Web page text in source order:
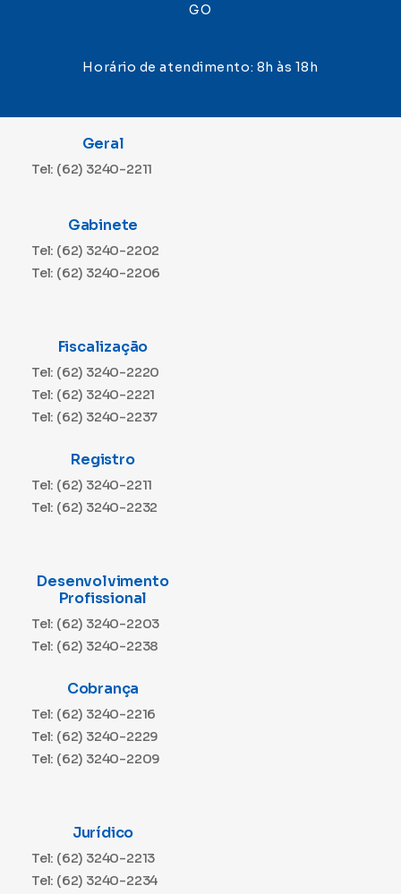
GO
Horário de atendimento: 8h às 18h
Geral
Tel: (62) 3240-2211
Gabinete
Tel: (62) 3240-2202
Tel: (62) 3240-2206
Fiscalização
Tel: (62) 3240-2220
Tel: (62) 3240-2221
Tel: (62) 3240-2237
Registro
Tel: (62) 3240-2211
Tel: (62) 3240-2232
Desenvolvimento
Profissional
Tel: (62) 3240-2203
Tel: (62) 3240-2238
Cobrança
Tel: (62) 3240-2216
Tel: (62) 3240-2229
Tel: (62) 3240-2209
Jurídico
Tel: (62) 3240-2213
Tel: (62) 3240-2234